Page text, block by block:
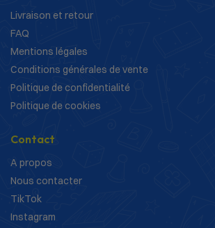
Livraison et retour
FAQ
Mentions légales
Conditions générales de vente
Politique de confidentialité
Politique de cookies
Contact
A propos
Nous contacter
TikTok
Instagram